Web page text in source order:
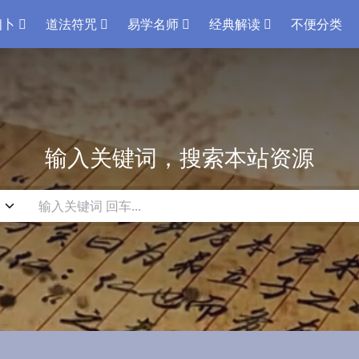
道法符咒 易学名师 经典解读 不便分类
输入关键词，搜索本站资源